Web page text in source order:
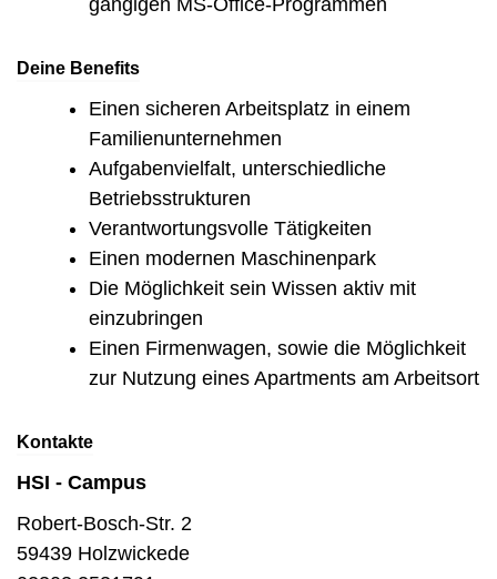
gängigen MS-Office-Programmen
Deine Benefits
Einen sicheren Arbeitsplatz in einem
Familienunternehmen
Aufgabenvielfalt, unterschiedliche
Betriebsstrukturen
Verantwortungsvolle Tätigkeiten
Einen modernen Maschinenpark
Die Möglichkeit sein Wissen aktiv mit
einzubringen
Einen Firmenwagen, sowie die Möglichkeit
zur Nutzung eines Apartments am Arbeitsort
Kontakte
HSI - Campus
Robert-Bosch-Str. 2
59439 Holzwickede